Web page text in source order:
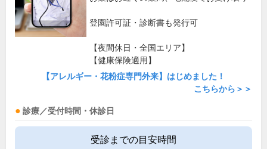
登園許可証・診断書も発行可
【夜間休日・全国エリア】
【健康保険適用】
【アレルギー・花粉症専門外来】はじめました！
こちらから＞＞
診療／受付時間・休診日
受診までの目安時間